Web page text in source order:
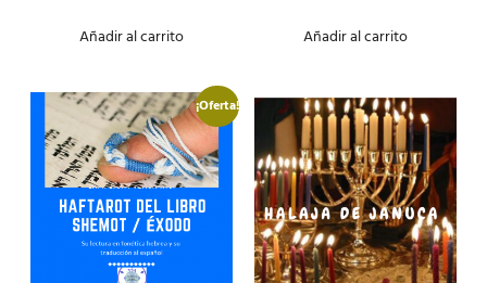
Añadir al carrito Añadir al carrito
¡Oferta!